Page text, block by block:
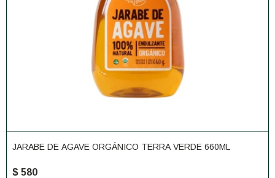
JARABE DE AGAVE ORGÁNICO TERRA VERDE 660ML
$ 580